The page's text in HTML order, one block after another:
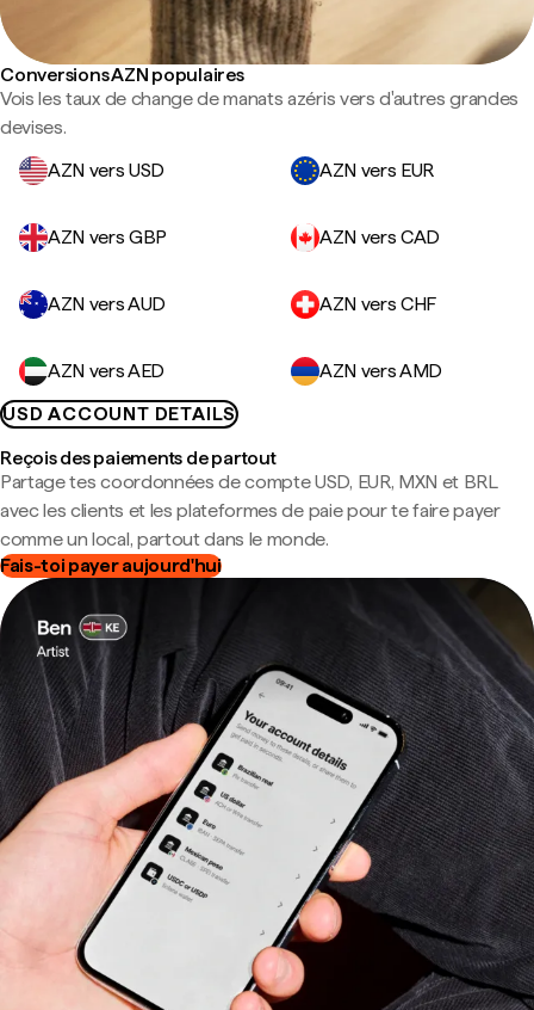
Conversions AZN populaires
Vois les taux de change de manats azéris vers d'autres grandes
devises.
AZN vers USD
AZN vers EUR
AZN vers GBP AZN vers CAD
AZN vers AUD AZN vers CHF
AZN vers AED
AZN vers AMD
USD ACCOUNT DETAILS
Reçois des paiements de partout
Partage tes coordonnées de compte USD, EUR, MXN et BRL
avec les clients et les plateformes de paie pour te faire payer
comme un local, partout dans le monde.
Fais-toi payer aujourd'hui